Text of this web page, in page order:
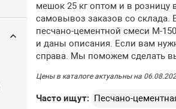
мешок 25 кг оптом и в розницу
самовывоз заказов со склада.
песчано-цементной смеси М-
и даны описания. Если вам
справа. Мы поможем сделать
Цены в каталоге актуальны на
Часто ищут: Песчано-